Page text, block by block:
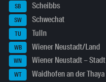
SB Scheibbs
SW Schwechat
TU Tulln
WB Wiener Neustadt/Land
WN Wiener Neustadt – Stadt
WT Waidhofen an der Thaya